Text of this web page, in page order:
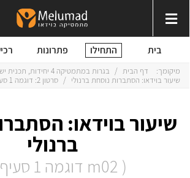
בית התחילו פתרונות
שיעור בוידאו:
ברנולי
( m02 דוגמה 1 סעיף א )
מיקומך: דף הבית / בגרות במתמטיקה 4 יחידות, תכנית ישנה
שיעור בוידאו: הסתברות נוסחת ברנולי / סרטון 2: דוגמה 1 סעיף א'